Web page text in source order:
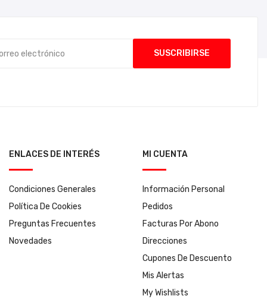
ENLACES DE INTERÉS
Condiciones Generales
Política De Cookies
Preguntas Frecuentes
Novedades
MI CUENTA
Información Personal
Pedidos
Facturas Por Abono
Direcciones
Cupones De Descuento
Mis Alertas
My Wishlists